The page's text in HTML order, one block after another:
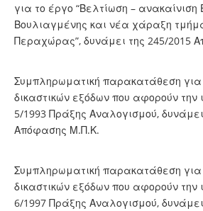
για το έργο “Βελτίωση –
Βουλιαγμένης και νέα χάραξη
Περαχώρας”, δυνάμει της 245/2015
Συμπληρωματική παρακατάθεση
δικαστικών εξόδων που αφορούν την
5/1993 Πράξης Αναλογισμού,
Απόφασης Μ.Π.Κ.
Συμπληρωματική παρακατάθεση
δικαστικών εξόδων που αφορούν την
6/1997 Πράξης Αναλογισμού,